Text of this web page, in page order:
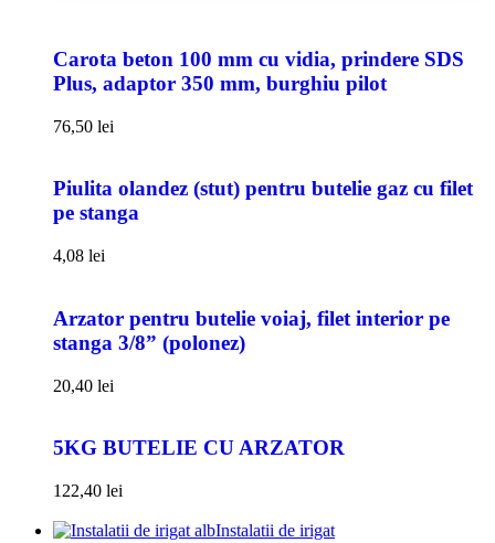
Carota beton 100 mm cu vidia, prindere SDS
Plus, adaptor 350 mm, burghiu pilot
76,50 lei
Piulita olandez (stut) pentru butelie gaz cu filet
pe stanga
4,08 lei
Arzator pentru butelie voiaj, filet interior pe
stanga 3/8” (polonez)
20,40 lei
5KG BUTELIE CU ARZATOR
122,40 lei
Instalatii de irigat